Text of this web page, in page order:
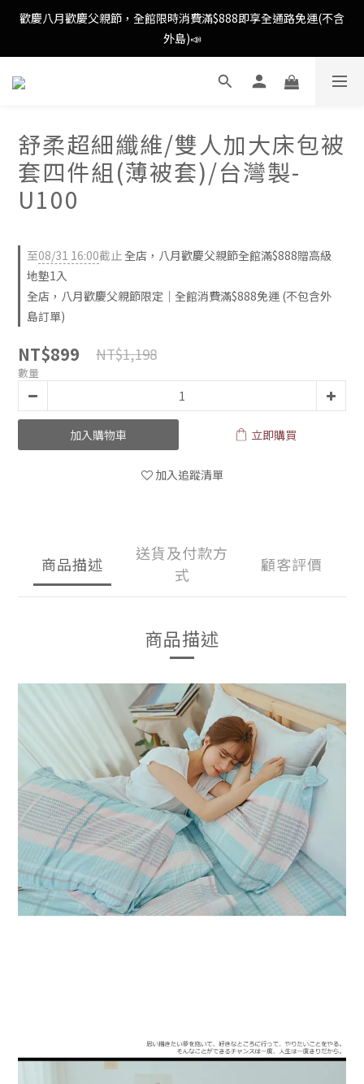
歡慶八月歡慶父親節，全館限時消費滿$888即享全通路免運(不含
外島)📣
歡慶八月歡慶父親節，新加入會員即可得購物金$88📣
消費滿額即可成為VIP📣
歡慶八月歡慶父親節，全館限時消費滿$888即享全通路免運(不含
外島)📣
舒柔超細纖維/雙人加大床包被
套四件組(薄被套)/台灣製-
U100
至08/31 16:00截止 全店，八月歡慶父親節全館滿$888贈高級
地墊1入
全店，八月歡慶父親節限定｜全館消費滿$888免運 (不包含外
島訂單)
NT$899 NT$1,198
數量
加入購物車 立即購買
加入追蹤清單
商品描述
送貨及付款方
式
顧客評價
商品描述